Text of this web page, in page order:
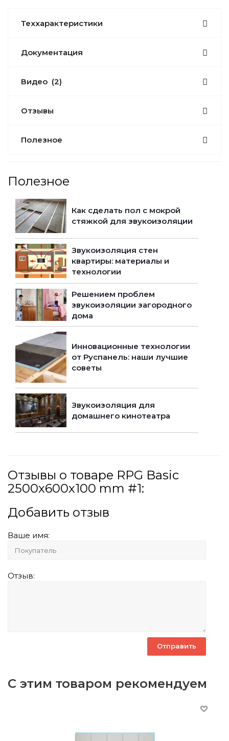
Теххарактеристики
Документация
Видео (2)
Отзывы
Полезное
Полезное
Как сделать пол с мокрой
стяжкой для звукоизоляции
Звукоизоляция стен
квартиры: материалы и
технологии
Решением проблем
звукоизоляции загородного
дома
Инновационные технологии
от Руспанель: наши лучшие
советы
Звукоизоляция для
домашнего кинотеатра
Отзывы о товаре RPG Basic
2500х600х100 mm #1:
Добавить отзыв
Ваше имя:
Отзыв:
С этим товаром рекомендуем